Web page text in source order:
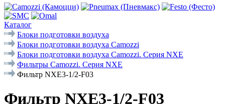
Каталог
Блоки подготовки воздуха
Блоки подготовки воздуха Camozzi
Блоки подготовки воздуха Camozzi. Серия NXE
Фильтры Camozzi. Серия NXE
Фильтр NXE3-1/2-F03
Фильтр NXE3-1/2-F03